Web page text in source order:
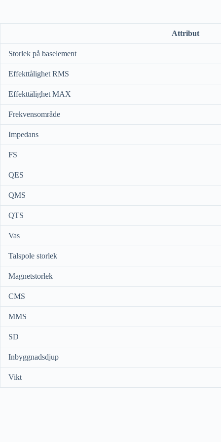
Attribut
Storlek på baselement
Effekttålighet RMS
Effekttålighet MAX
Frekvensområde
Impedans
FS
QES
QMS
QTS
Vas
Talspole storlek
Magnetstorlek
CMS
MMS
SD
Inbyggnadsdjup
Vikt